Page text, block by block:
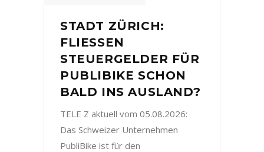
STADT ZÜRICH:
FLIESSEN
STEUERGELDER FÜR
PUBLIBIKE SCHON
BALD INS AUSLAND?
TELE Z aktuell vom 05.08.2026:
Das Schweizer Unternehmen
PubliBike ist für den